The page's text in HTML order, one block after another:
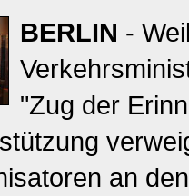
BERLIN -
"Zug der
an